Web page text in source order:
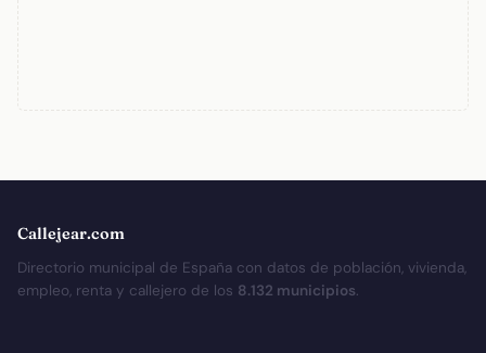
Callejear.com
Directorio municipal de España con datos de población, vivienda,
empleo, renta y callejero de los 8.132 municipios.